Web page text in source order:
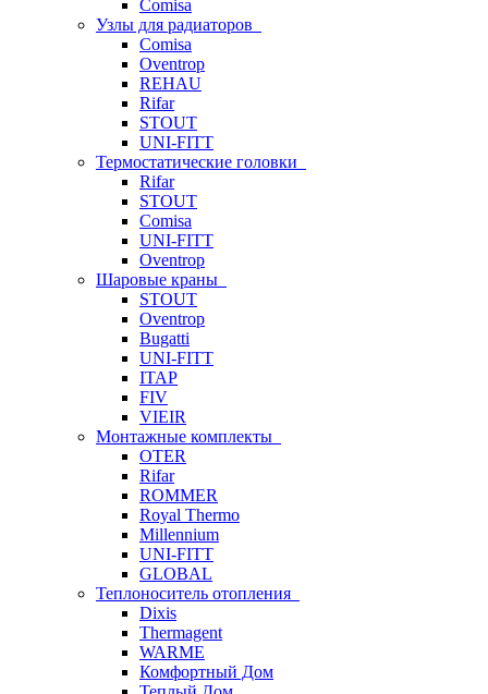
Comisa
Узлы для радиаторов
Comisa
Oventrop
REHAU
Rifar
STOUT
UNI-FITT
Термостатические головки
Rifar
STOUT
Comisa
UNI-FITT
Oventrop
Шаровые краны
STOUT
Oventrop
Bugatti
UNI-FITT
ITAP
FIV
VIEIR
Монтажные комплекты
OTER
Rifar
ROMMER
Royal Thermo
Millennium
UNI-FITT
GLOBAL
Теплоноситель отопления
Dixis
Thermagent
WARME
Комфортный Дом